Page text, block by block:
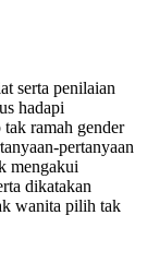
serta penilaian
hadapi
ramah gender
pertanyaan
mengakui
dikatakan
wanita pilih tak